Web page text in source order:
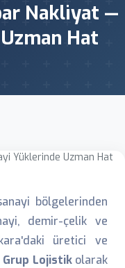
Nakliyat —
Hat
bölgelerinden
demir-çelik ve
üretici ve
Grup Lojistikolarak